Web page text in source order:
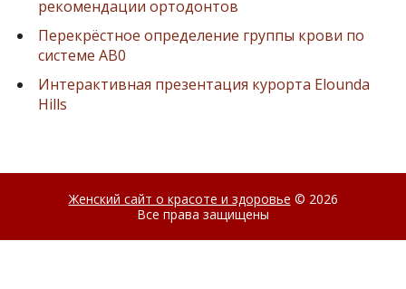
рекомендации ортодонтов
Перекрёстное определение группы крови по
системе AB0
Интерактивная презентация курорта Elounda
Hills
Женский сайт о красоте и здоровье © 2026
Все права защищены